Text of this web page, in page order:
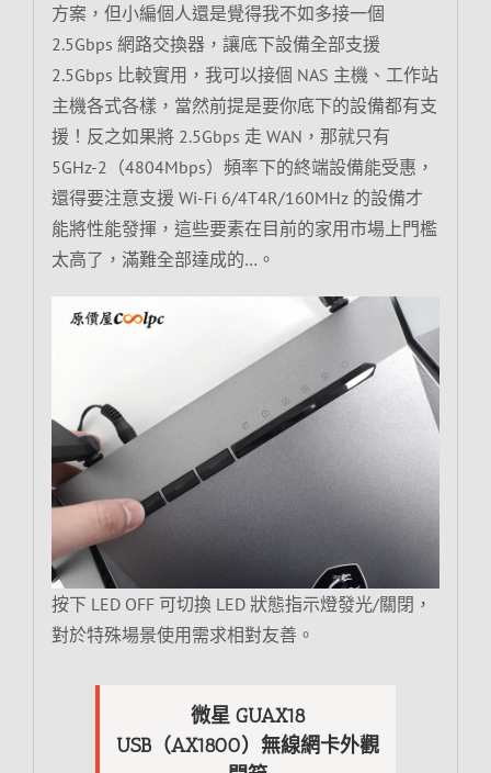
方案，但小編個人還是覺得我不如多接一個
2.5Gbps 網路交換器，讓底下設備全部支援
2.5Gbps 比較實用，我可以接個 NAS 主機、工作站
主機各式各樣，當然前提是要你底下的設備都有支
援！反之如果將 2.5Gbps 走 WAN，那就只有
5GHz-2（4804Mbps）頻率下的終端設備能受惠，
還得要注意支援 Wi-Fi 6/4T4R/160MHz 的設備才
能將性能發揮，這些要素在目前的家用市場上門檻
太高了，滿難全部達成的…。
按下 LED OFF 可切換 LED 狀態指示燈發光/關閉，
對於特殊場景使用需求相對友善。
微星 GUAX18
USB（AX1800）無線網卡外觀